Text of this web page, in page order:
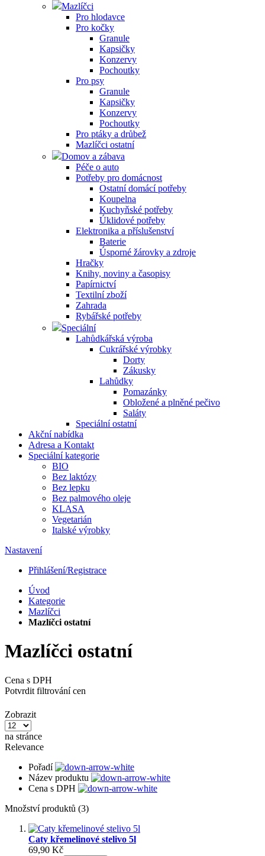
Mazlíčci
Pro hlodavce
Pro kočky
Granule
Kapsičky
Konzervy
Pochoutky
Pro psy
Granule
Kapsičky
Konzervy
Pochoutky
Pro ptáky a drůbež
Mazlíčci ostatní
Domov a zábava
Péče o auto
Potřeby pro domácnost
Ostatní domácí potřeby
Koupelna
Kuchyňské potřeby
Úklidové potřeby
Elektronika a příslušenství
Baterie
Úsporné žárovky a zdroje
Hračky
Knihy, noviny a časopisy
Papírnictví
Textilní zboží
Zahrada
Rybářské potřeby
Speciální
Lahůdkářská výroba
Cukrářské výrobky
Dorty
Zákusky
Lahůdky
Pomazánky
Obložené a plněné pečivo
Saláty
Speciální ostatní
Akční nabídka
Adresa a Kontakt
Speciální kategorie
BIO
Bez laktózy
Bez lepku
Bez palmového oleje
KLASA
Vegetarián
Italské výrobky
Nastavení
Přihlášení/Registrace
Úvod
Kategorie
Mazlíčci
Mazlíčci ostatní
Mazlíčci ostatní
Cena s DPH
Potvrdit filtrování cen
Zobrazit
na stránce
Relevance
Pořadí
Název produktu
Cena s DPH
Množství produktů (3)
Caty křemelinové stelivo 5l
69,90 Kč